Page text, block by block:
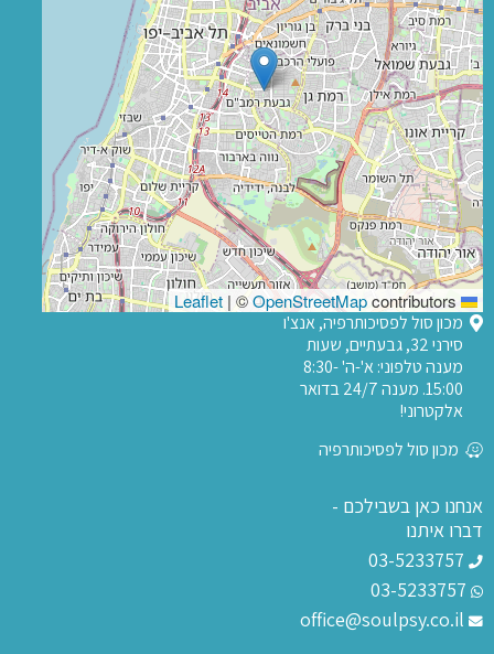
| ©OpenStreetMapcontributors
מכון סול לפסיכותרפיה, אנצ'ו
סירני 32, גבעתיים, שעות
מענה טלפוני: א'-ה' 8:30-
15:00. מענה 24/7 בדואר
אלקטרוני!
מכון סול לפסיכותרפיה
אנחנו כאן בשבילכם -
דברו איתנו